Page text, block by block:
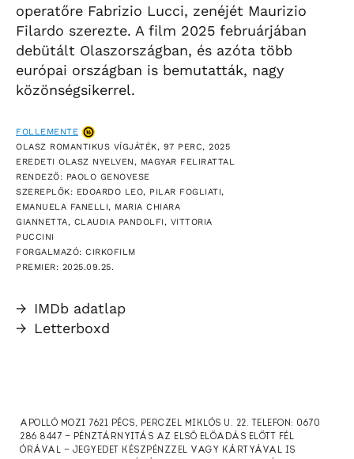
operatőre Fabrizio Lucci, zenéjét Maurizio
Filardo szerezte. A film 2025 februárjában
debütált Olaszországban, és azóta több
európai országban is bemutatták, nagy
közönségsikerrel.
FOLLEMENTE
OLASZ ROMANTIKUS VÍGJÁTÉK, 97 PERC, 2025
EREDETI OLASZ NYELVEN, MAGYAR FELIRATTAL
RENDEZŐ: PAOLO GENOVESE
SZEREPLŐK: EDOARDO LEO, PILAR FOGLIATI,
EMANUELA FANELLI, MARIA CHIARA
GIANNETTA, CLAUDIA PANDOLFI, VITTORIA
PUCCINI
FORGALMAZÓ: CIRKOFILM
PREMIER: 2025.09.25.
→ IMDb adatlap
→ Letterboxd
APOLLÓ MOZI 7621 PÉCS, PERCZEL MIKLÓS U. 22. TELEFON: 0670
286 8447 — PÉNZTÁRNYITÁS AZ ELSŐ ELŐADÁS ELŐTT FÉL
ÓRÁVAL — JEGYEDET KÉSZPÉNZZEL VAGY KÁRTYÁVAL IS